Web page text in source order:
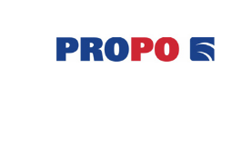
ensisijaiseen
valikkoon
pääsisältöön
alatunnisteeseen